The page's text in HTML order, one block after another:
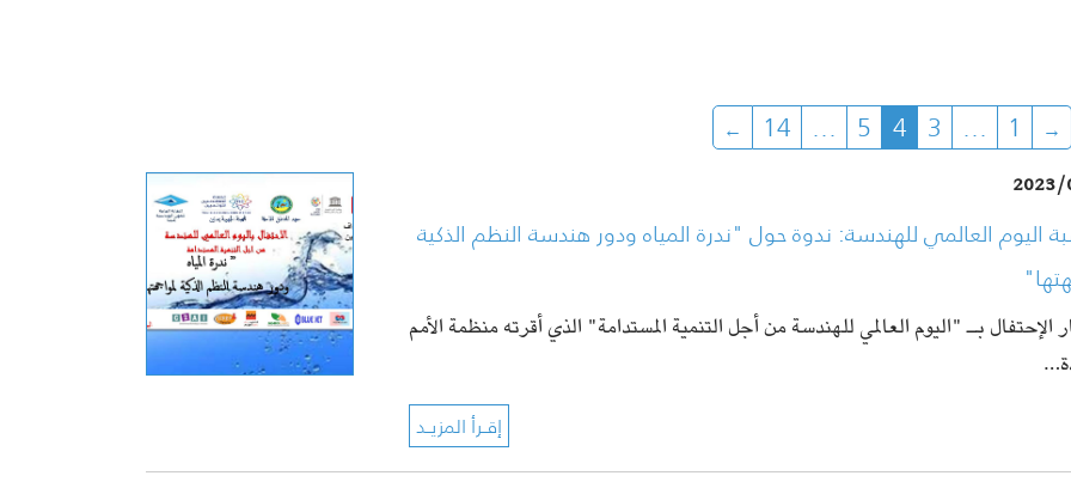
1
…
3
4
5
…
14
اليوم العالمي للهندسة: ندوة حول "ندرة المياه ودور هندسة النظم الذكية
الإحتفال بـ "اليوم العالمي للهندسة من أجل التنمية المستدامة" الذي أقرته منظمة الأمم